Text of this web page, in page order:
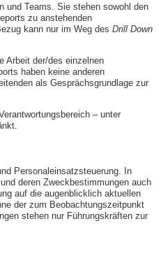
und Teams. Sie stehen sowohl den
zu anstehenden
kann nur im Weg des Drill Down
Arbeit der/des einzelnen
haben keine anderen
als Gesprächsgrundlage zur
– unter
Personaleinsatzsteuerung. In
deren Zweckbestimmungen auch
auf die augenblicklich aktuellen
der zum Beobachtungszeitpunkt
stehen nur Führungskräften zur